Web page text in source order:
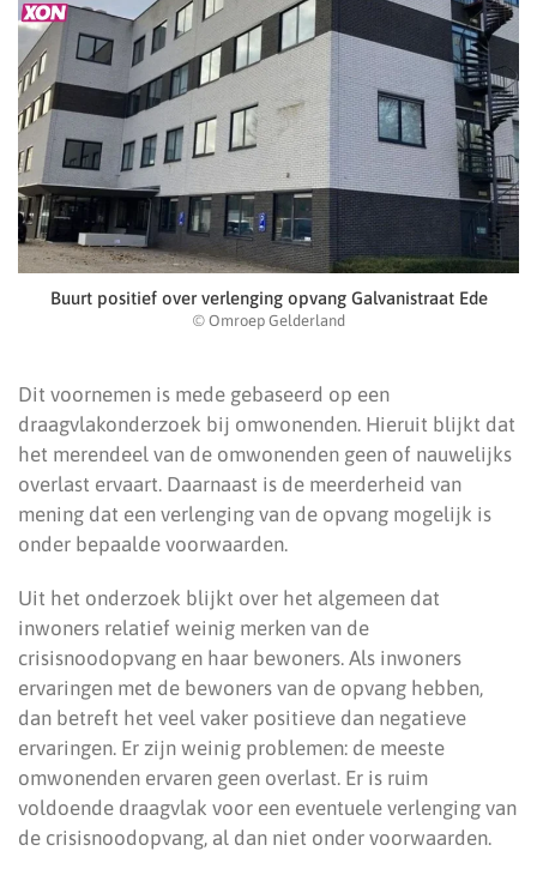
Buurt positief over verlenging opvang Galvanistraat Ede
© Omroep Gelderland
Dit voornemen is mede gebaseerd op een
draagvlakonderzoek bij omwonenden. Hieruit blijkt dat
het merendeel van de omwonenden geen of nauwelijks
overlast ervaart. Daarnaast is de meerderheid van
mening dat een verlenging van de opvang mogelijk is
onder bepaalde voorwaarden.
Uit het onderzoek blijkt over het algemeen dat
inwoners relatief weinig merken van de
crisisnoodopvang en haar bewoners. Als inwoners
ervaringen met de bewoners van de opvang hebben,
dan betreft het veel vaker positieve dan negatieve
ervaringen. Er zijn weinig problemen: de meeste
omwonenden ervaren geen overlast. Er is ruim
voldoende draagvlak voor een eventuele verlenging van
de crisisnoodopvang, al dan niet onder voorwaarden.